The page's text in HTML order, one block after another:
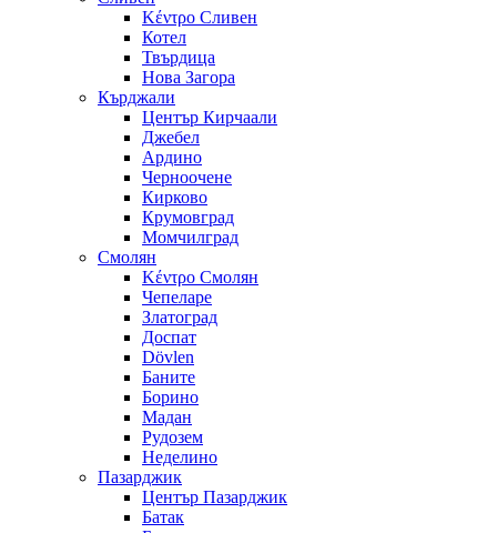
Κέντρο Сливен
Котел
Твърдица
Нова Загора
Кърджали
Център Кирчаали
Джебел
Ардино
Черноочене
Кирково
Крумовград
Момчилград
Смолян
Κέντρο Смолян
Чепеларе
Златоград
Доспат
Dövlen
Баните
Борино
Мадан
Рудозем
Неделино
Пазарджик
Център Пазарджик
Батак